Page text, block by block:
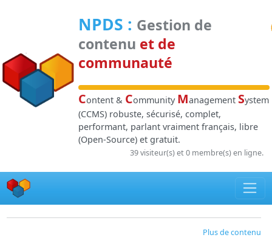
NPDS : Gestion de
contenu et de
communauté
Content & Community Management System
(CCMS) robuste, sécurisé, complet,
performant, parlant vraiment français, libre
(Open-Source) et gratuit.
39 visiteur(s) et 0 membre(s) en ligne.
Plus de contenu